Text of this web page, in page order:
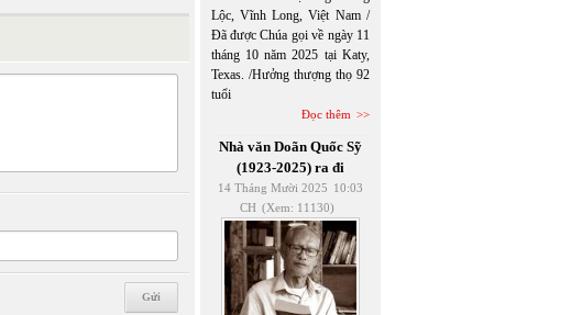
Lộc, Vĩnh Long, Việt Nam /
Đã được Chúa gọi về ngày 11
tháng 10 năm 2025 tại Katy,
Texas. /Hưởng thượng thọ 92
tuổi
Đọc thêm
Nhà văn Doãn Quốc Sỹ
(1923-2025) ra đi
14 Tháng Mười 2025 10:03
CH (Xem: 11130)